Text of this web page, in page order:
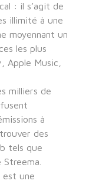
: il s’agit de
illimité à une
moyennant un
les plus
Apple Music,
milliers de
à
des
tels que
est une